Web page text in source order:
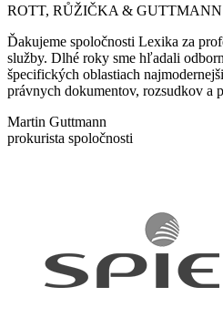
ROTT, RŮŽIČKA & GUTTMANN
Ďakujeme spoločnosti Lexika za
služby. Dlhé roky sme hľadali
špecifických oblastiach
právnych dokumentov, rozsudkov a
Martin Guttmann
prokurista spoločnosti